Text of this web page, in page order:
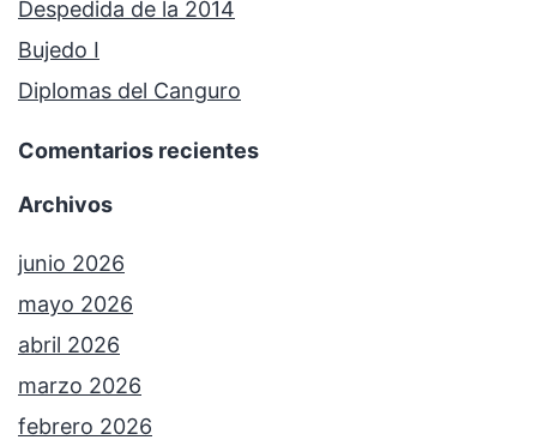
Despedida de la 2014
Bujedo I
Diplomas del Canguro
Comentarios recientes
Archivos
junio 2026
mayo 2026
abril 2026
marzo 2026
febrero 2026